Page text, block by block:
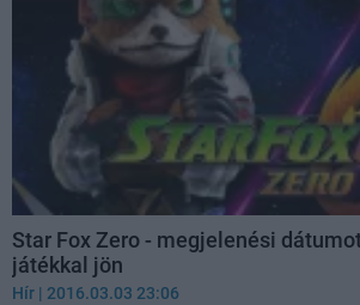
Star Fox Zero - megjelenési
játékkal jön
Hír | 2016.03.03 23:06